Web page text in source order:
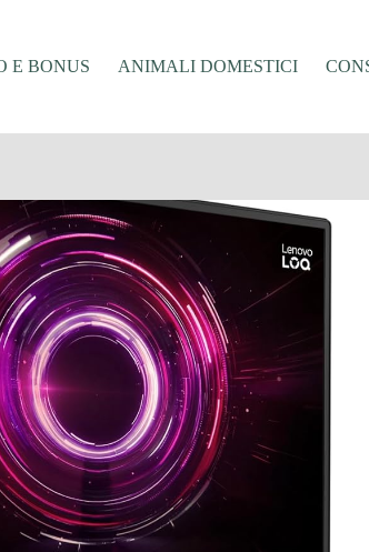
E BONUS ANIMALI DOMESTICI